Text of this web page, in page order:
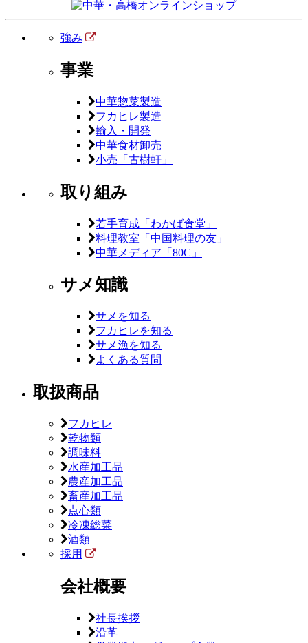
強み
事業
中華惣菜製造
フカヒレ製造
輸入・開発
中華食材卸売
小売「古樹軒」
取り組み
若手育成「わかば食堂」
料理教室「中国料理の友」
中華メディア「80C」
サメ知識
サメを知る
フカヒレを知る
サメ漁を知る
よくある質問
取扱商品
フカヒレ
乾物類
調味料
水産加工品
農産加工品
畜産加工品
点心類
冷凍総菜
酒類
採用
会社概要
社長挨拶
沿革